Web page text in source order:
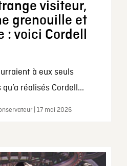
visiteur,
grenouille et
voici Cordell
à eux seuls
réalisés Cordell...
| 17 mai 2026